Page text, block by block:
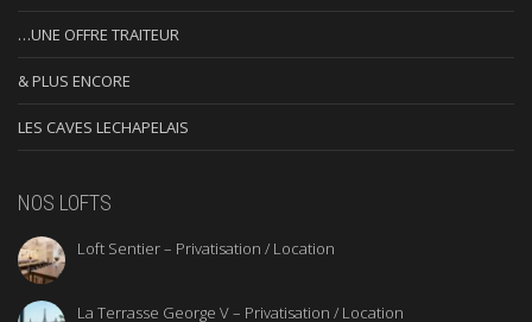
…UNE OFFRE TRAITEUR
& PLUS ENCORE
LES CAVES LECHAPELAIS
NOS LOFTS
Loft Sentier – Privatisation / Location
La Terrasse George V – Privatisation / Location